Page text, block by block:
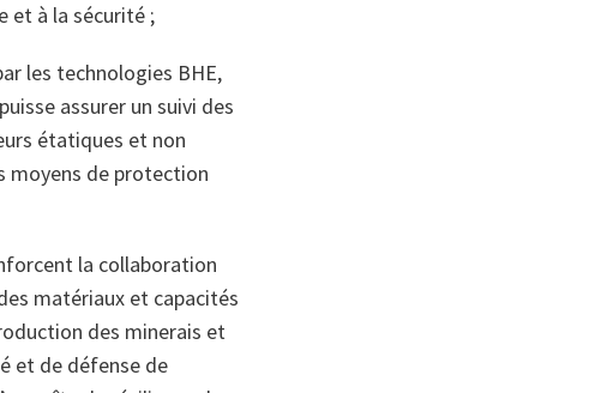
et à la sécurité ;
les technologies BHE,
assurer un suivi des
étatiques et non
moyens de protection
la collaboration
matériaux et capacités
des minerais et
et de défense de